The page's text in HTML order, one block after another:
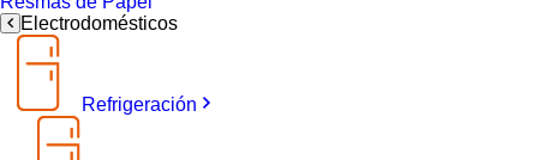
Electrodomésticos
Refrigeración